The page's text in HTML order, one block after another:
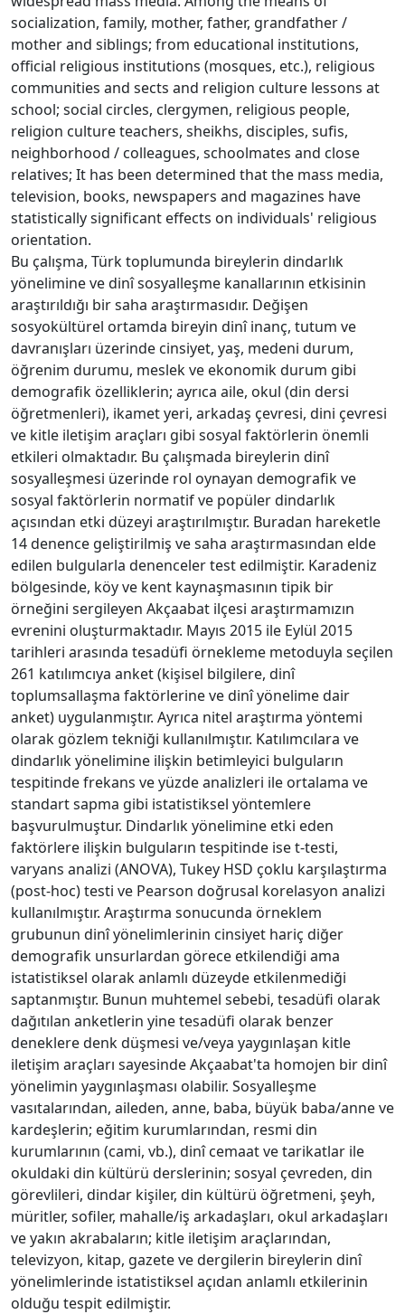
socialization, family, mother, father, grandfather /
mother and siblings; from educational institutions,
official religious institutions (mosques, etc.), religious
communities and sects and religion culture lessons at
school; social circles, clergymen, religious people,
religion culture teachers, sheikhs, disciples, sufis,
neighborhood / colleagues, schoolmates and close
relatives; It has been determined that the mass media,
television, books, newspapers and magazines have
statistically significant effects on individuals' religious
orientation.
Bu çalışma, Türk toplumunda bireylerin dindarlık
yönelimine ve dinî sosyalleşme kanallarının etkisinin
araştırıldığı bir saha araştırmasıdır. Değişen
sosyokültürel ortamda bireyin dinî inanç, tutum ve
davranışları üzerinde cinsiyet, yaş, medeni durum,
öğrenim durumu, meslek ve ekonomik durum gibi
demografik özelliklerin; ayrıca aile, okul (din dersi
öğretmenleri), ikamet yeri, arkadaş çevresi, dini çevresi
ve kitle iletişim araçları gibi sosyal faktörlerin önemli
etkileri olmaktadır. Bu çalışmada bireylerin dinî
sosyalleşmesi üzerinde rol oynayan demografik ve
sosyal faktörlerin normatif ve popüler dindarlık
açısından etki düzeyi araştırılmıştır. Buradan hareketle
14 denence geliştirilmiş ve saha araştırmasından elde
edilen bulgularla denenceler test edilmiştir. Karadeniz
bölgesinde, köy ve kent kaynaşmasının tipik bir
örneğini sergileyen Akçaabat ilçesi araştırmamızın
evrenini oluşturmaktadır. Mayıs 2015 ile Eylül 2015
tarihleri arasında tesadüfi örnekleme metoduyla seçilen
261 katılımcıya anket (kişisel bilgilere, dinî
toplumsallaşma faktörlerine ve dinî yönelime dair
anket) uygulanmıştır. Ayrıca nitel araştırma yöntemi
olarak gözlem tekniği kullanılmıştır. Katılımcılara ve
dindarlık yönelimine ilişkin betimleyici bulguların
tespitinde frekans ve yüzde analizleri ile ortalama ve
standart sapma gibi istatistiksel yöntemlere
başvurulmuştur. Dindarlık yönelimine etki eden
faktörlere ilişkin bulguların tespitinde ise t-testi,
varyans analizi (ANOVA), Tukey HSD çoklu karşılaştırma
(post-hoc) testi ve Pearson doğrusal korelasyon analizi
kullanılmıştır. Araştırma sonucunda örneklem
grubunun dinî yönelimlerinin cinsiyet hariç diğer
demografik unsurlardan görece etkilendiği ama
istatistiksel olarak anlamlı düzeyde etkilenmediği
saptanmıştır. Bunun muhtemel sebebi, tesadüfi olarak
dağıtılan anketlerin yine tesadüfi olarak benzer
deneklere denk düşmesi ve/veya yaygınlaşan kitle
iletişim araçları sayesinde Akçaabat'ta homojen bir dinî
yönelimin yaygınlaşması olabilir. Sosyalleşme
vasıtalarından, aileden, anne, baba, büyük baba/anne ve
kardeşlerin; eğitim kurumlarından, resmi din
kurumlarının (cami, vb.), dinî cemaat ve tarikatlar ile
okuldaki din kültürü derslerinin; sosyal çevreden, din
görevlileri, dindar kişiler, din kültürü öğretmeni, şeyh,
müritler, sofiler, mahalle/iş arkadaşları, okul arkadaşları
ve yakın akrabaların; kitle iletişim araçlarından,
televizyon, kitap, gazete ve dergilerin bireylerin dinî
yönelimlerinde istatistiksel açıdan anlamlı etkilerinin
olduğu tespit edilmiştir.